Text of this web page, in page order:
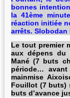
bonnes
la 41ème
réaction initiée
arrêts. Slobodan
Le tout premier
aux dépens du
Mané (7 buts
période…
mainmise
Fouillot (7 buts)
buts d’avance